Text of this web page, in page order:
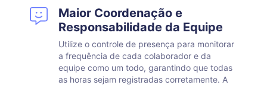
Maior Coordenação e
Responsabilidade da Equipe
Utilize o controle de presença para monitorar
a frequência de cada colaborador e da
equipe como um todo, garantindo que todas
as horas sejam registradas corretamente. A